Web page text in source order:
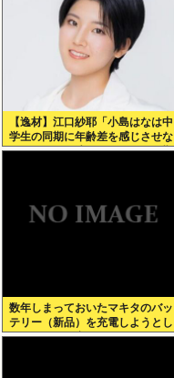
【逸材】江口紗耶「小島はなは中
学生の同期に年齢差を感じさせな
いように気を遣っているが、同期
数年しまっておいたマキタのバッ
テリー（新品）を充電しようとし
たらエラーで充電できないんだ